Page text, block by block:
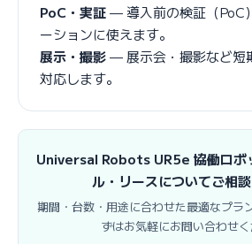
PoC・実証— 導入前の検証（PoC
ーションに使えます。
展示・撮影— 展示会・撮影など短
対応します。
Universal Robots UR5e 協働ロボ
ル・リースについてご相
期間・台数・用途に合わせた最適なプラ
ずはお気軽にお問い合わせく